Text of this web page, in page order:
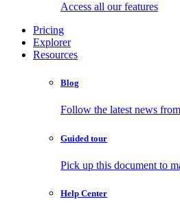
Access all our features
Pricing
Explorer
Resources
Blog
Follow the latest news
Guided tour
Pick up this document to
Help Center